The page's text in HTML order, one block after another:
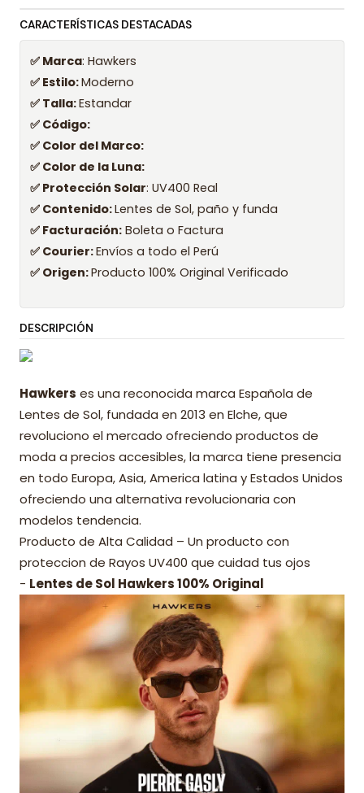
CARACTERÍSTICAS DESTACADAS
✅ Marca: Hawkers
✅ Estilo:Moderno
✅ Talla:Estandar
✅ Código:
✅ Color del Marco:
✅ Color de la Luna:
✅ Protección Solar: UV400 Real
✅ Contenido:Lentes de Sol, paño y funda
✅ Facturación: Boleta o Factura
✅ Courier:Envíos a todo el Perú
✅ Origen:Producto 100% Original Verificado
DESCRIPCIÓN
Hawkers es una reconocida marca Española de
Lentes de Sol, fundada en 2013 en Elche, que
revoluciono el mercado ofreciendo productos de
moda a precios accesibles, la marca tiene presencia
en todo Europa, Asia, America latina y Estados Unidos
ofreciendo una alternativa revolucionaria con
modelos tendencia.
Producto de Alta Calidad – Un producto con
proteccion de Rayos UV400 que cuidad tus ojos
- Lentes de Sol Hawkers 100% Original